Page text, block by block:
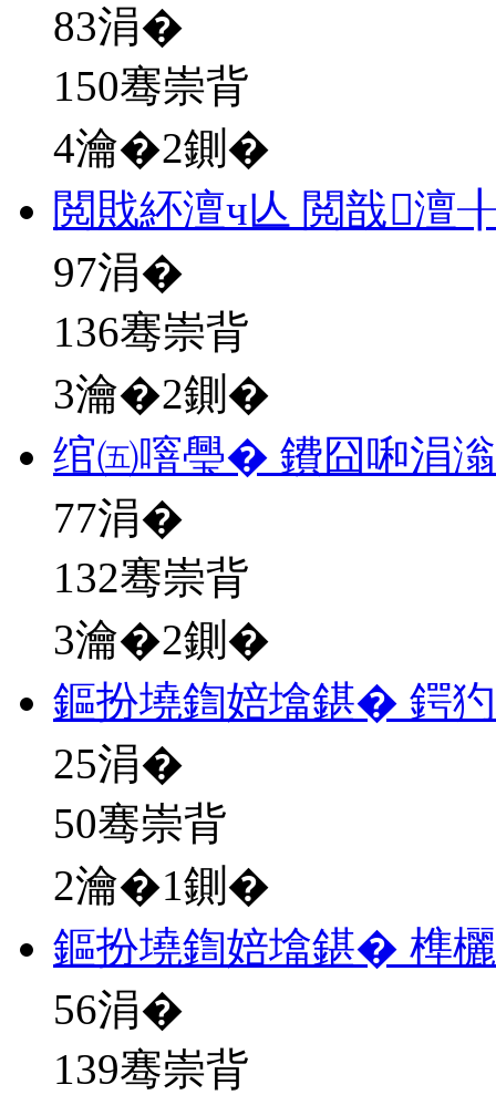
83涓�
150骞崇背
4瀹�2鍘�
閲戝紑澶ч亾 閲戠澶
97涓�
136骞崇背
3瀹�2鍘�
绾㈤噾璺� 鐨囧啝涓
77涓�
132骞崇背
3瀹�2鍘�
鏂扮墝鍧婄墖鍖� 鍔
25涓�
50骞崇背
2瀹�1鍘�
鏂扮墝鍧婄墖鍖� 榫
56涓�
139骞崇背